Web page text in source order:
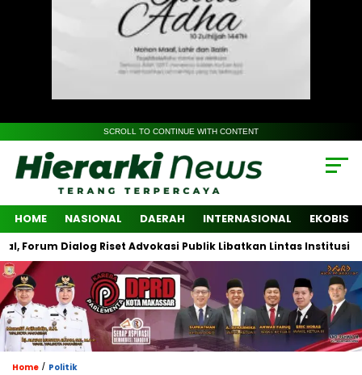
SCROLL TO CONTINUE WITH CONTENT
HOME NASIONAL DAERAH INTERNASIONAL EKOBIS
Dialog Riset Advokasi Publik Libatkan Lintas Institusi
Home / Politik